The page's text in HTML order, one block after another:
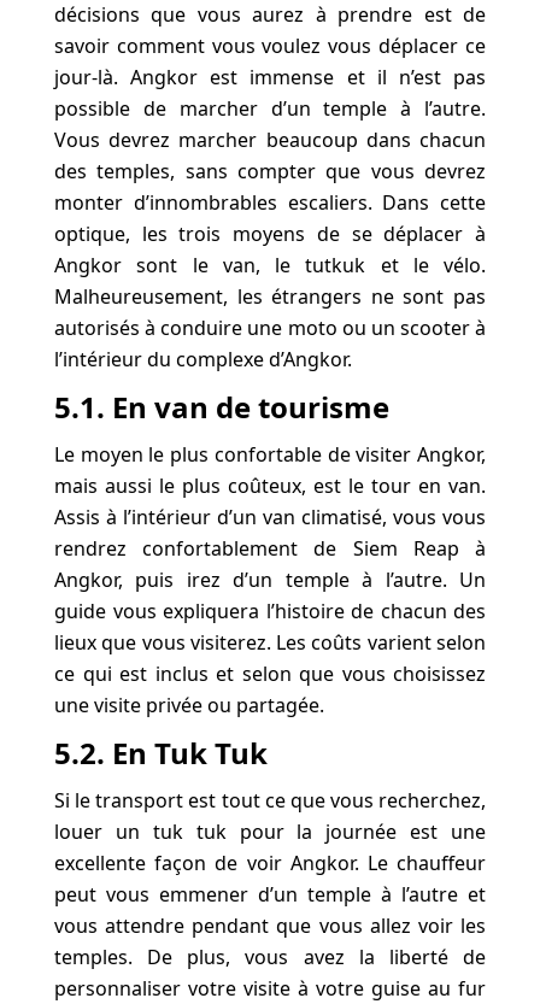
décisions que vous aurez à prendre est de
savoir comment vous voulez vous déplacer ce
jour-là. Angkor est immense et il n’est pas
possible de marcher d’un temple à l’autre.
Vous devrez marcher beaucoup dans chacun
des temples, sans compter que vous devrez
monter d’innombrables escaliers. Dans cette
optique, les trois moyens de se déplacer à
Angkor sont le van, le tutkuk et le vélo.
Malheureusement, les étrangers ne sont pas
autorisés à conduire une moto ou un scooter à
l’intérieur du complexe d’Angkor.
5.1. En van de tourisme
Le moyen le plus confortable de visiter Angkor,
mais aussi le plus coûteux, est le tour en van.
Assis à l’intérieur d’un van climatisé, vous vous
rendrez confortablement de Siem Reap à
Angkor, puis irez d’un temple à l’autre. Un
guide vous expliquera l’histoire de chacun des
lieux que vous visiterez. Les coûts varient selon
ce qui est inclus et selon que vous choisissez
une visite privée ou partagée.
5.2. En Tuk Tuk
Si le transport est tout ce que vous recherchez,
louer un tuk tuk pour la journée est une
excellente façon de voir Angkor. Le chauffeur
peut vous emmener d’un temple à l’autre et
vous attendre pendant que vous allez voir les
temples. De plus, vous avez la liberté de
personnaliser votre visite à votre guise au fur